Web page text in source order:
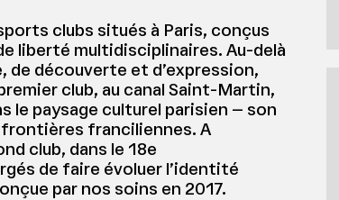
clubs situés à Paris, conçus
liberté multidisciplinaires. Au-delà
de découverte et d’expression,
club, au canal Saint-Martin,
le paysage culturel parisien – son
frontières franciliennes. A
club, dans le 18e
de faire évoluer l’identité
par nos soins en 2017.